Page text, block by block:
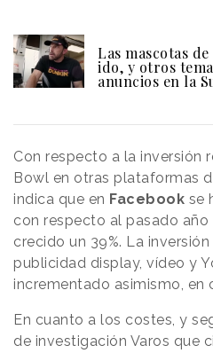
Las mascotas
ido, y otros
anuncios en la
Con respecto a la inversión
Bowl en otras plataformas
indica que en Facebook se
con respecto al pasado año
crecido un 39%. La
publicidad display, vídeo y
incrementado asimismo, en
En cuanto a los costes, y
de investigación Varos que